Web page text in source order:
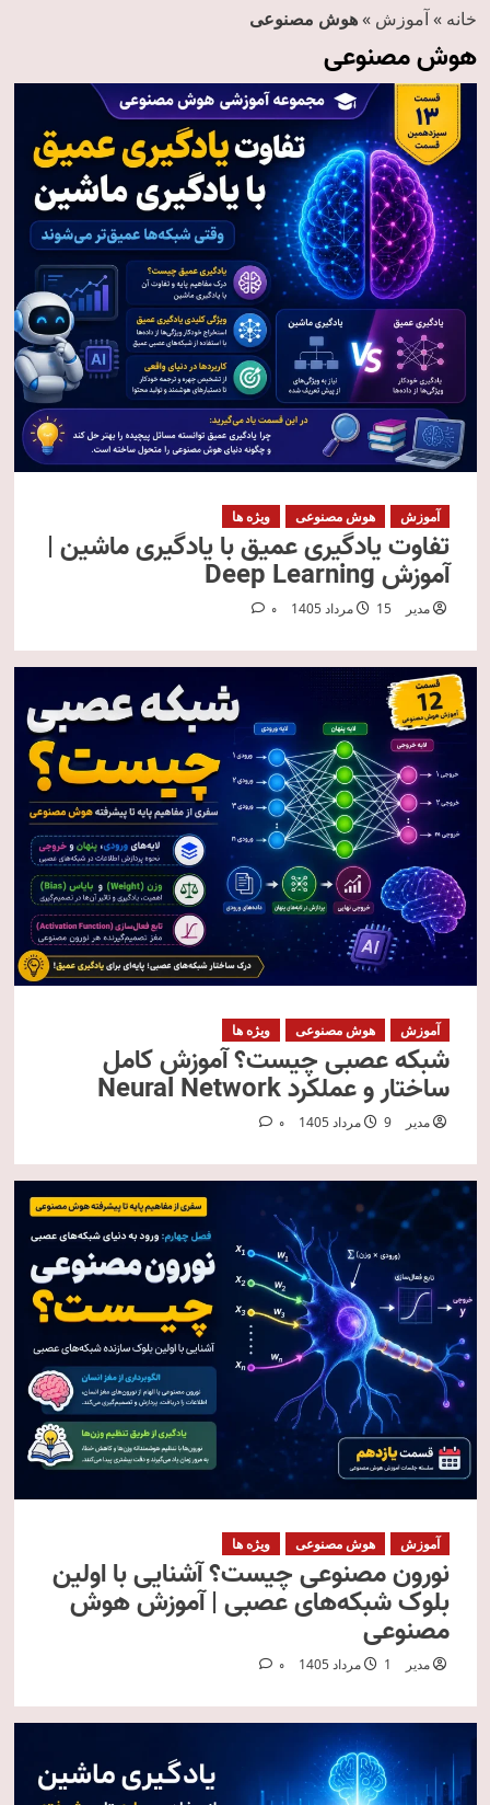
خانه »آموزش »هوش مصنوعی
هوش مصنوعی
آموزش هوش مصنوعی ویژه ها
تفاوت یادگیری عمیق با یادگیری ماشین |
آموزش Deep Learning
مدیر 15 مرداد 1405 0
آموزش هوش مصنوعی ویژه ها
شبکه عصبی چیست؟ آموزش کامل
ساختار و عملکرد Neural Network
مدیر 9 مرداد 1405 0
آموزش هوش مصنوعی ویژه ها
نورون مصنوعی چیست؟ آشنایی با اولین
بلوک شبکه‌های عصبی | آموزش هوش
مصنوعی
مدیر 1 مرداد 1405 0